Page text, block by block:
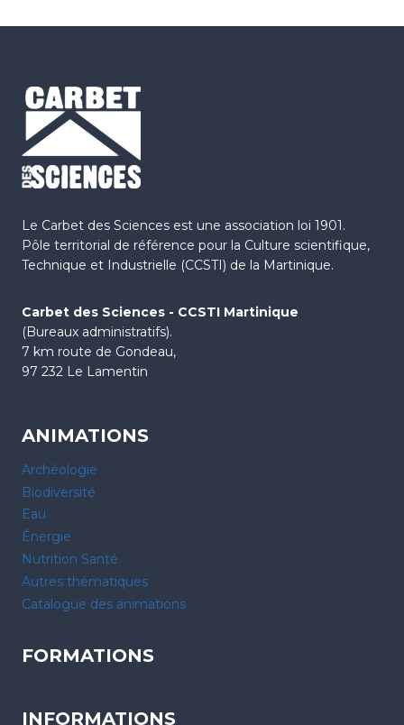
Le Carbet des Sciences est une association loi 1901.
Pôle territorial de référence pour la Culture scientifique,
Technique et Industrielle (CCSTI) de la Martinique.
Carbet des Sciences - CCSTI Martinique
(Bureaux administratifs).
7 km route de Gondeau,
97 232 Le Lamentin
ANIMATIONS
Archéologie
Biodiversité
Eau
Énergie
Nutrition Santé
Autres thématiques
Catalogue des animations
FORMATIONS
INFORMATIONS